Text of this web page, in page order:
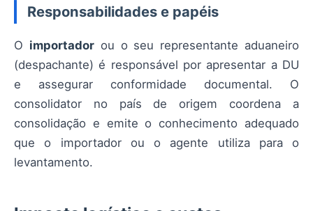
Responsabilidades e papéis
O importadorou o seu representante aduaneiro
(despachante) é responsável por apresentar a DU
e assegurar conformidade documental. O
consolidator no país de origem coordena a
consolidação e emite o conhecimento adequado
que o importador ou o agente utiliza para o
levantamento.